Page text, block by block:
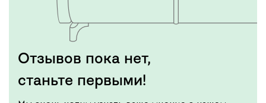
Отзывов пока нет,
станьте первыми!